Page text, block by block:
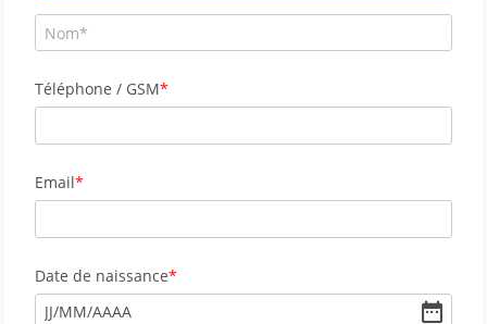
Téléphone / GSM
Email
Date de naissance
JJ/MM/AAAA